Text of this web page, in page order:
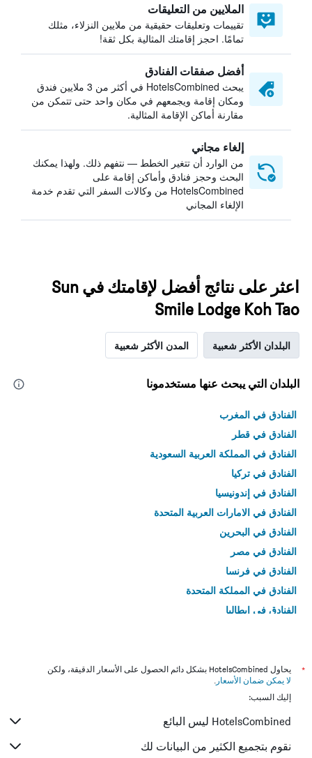
الملايين من التعليقات
تقييمات وتعليقات حقيقية من ملايين النزلاء، مثلك
تمامًا. احجز إقامتك المثالية بكل ثقة!
أفضل صفقات الفنادق
يبحث HotelsCombined في أكثر من 3 ملايين فندق
ومكان إقامة ويجمعهم في مكان واحد حتى تتمكن من
مقارنة أماكن الإقامة المثالية.
إلغاء مجاني
من الوارد أن تتغير الخطط — نتفهم ذلك. ولهذا يمكنك
البحث وحجز فنادق وأماكن إقامة على
HotelsCombined من وكالات السفر التي تقدم خدمة
الإلغاء المجاني
اعثر على نتائج أفضل لإقامتك في Sun
Smile Lodge Koh Tao
البلدان الأكثر شعبية المدن الأكثر شعبية
البلدان التي يبحث عنها مستخدمونا
الفنادق في المغرب
الفنادق في قطر
الفنادق في المملكة العربية السعودية
الفنادق في تركيا
الفنادق في إندونيسيا
الفنادق في الامارات العربية المتحدة
الفنادق في البحرين
الفنادق في مصر
الفنادق في فرنسا
الفنادق في المملكة المتحدة
الفنادق في إيطاليا
*
يحاول HotelsCombined بشكل دائم الحصول على الأسعار الدقيقة، ولكن
لا يمكن ضمان الأسعار .
إليك السبب:
HotelsCombined ليس البائع
نقوم بتجميع الكثير من البيانات لك